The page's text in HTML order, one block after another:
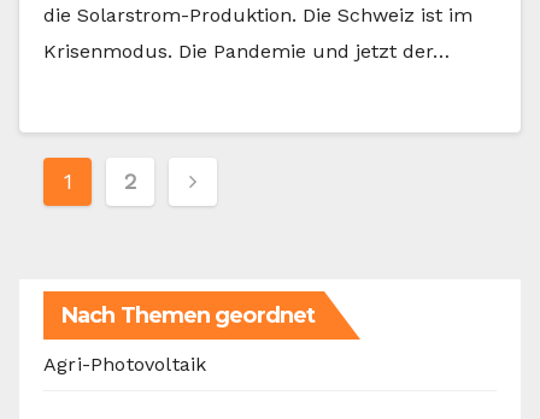
die Solarstrom-Produktion. Die Schweiz ist im
Krisenmodus. Die Pandemie und jetzt der…
Seitennummerierung
der
1 2
Nach Themen geordnet
Agri-Photovoltaik